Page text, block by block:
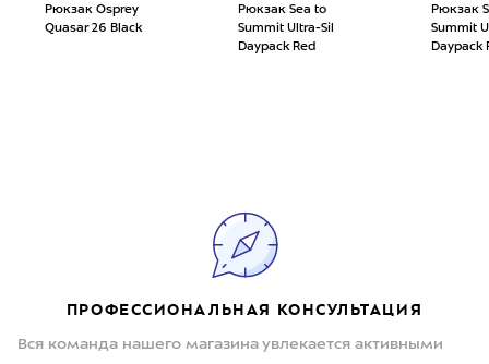
Рюкзак Osprey
Quasar 26 Black
Рюкзак Sea to
Summit Ultra-Sil
Daypack Red
Рюкзак
Summit
Daypack
ПРОФЕССИОНАЛЬНАЯ КОНСУЛЬТАЦИЯ
Вся команда нашего магазина увлекается активными